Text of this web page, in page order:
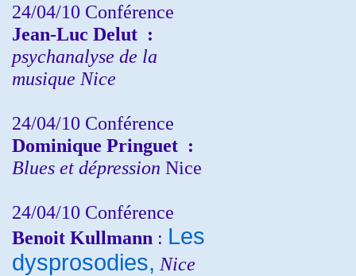
24/04/10 Conférence
Jean-Luc Delut :
psychanalyse de la
musique Nice
24/04/10 Conférence
Dominique Pringuet :
Blues et dépression Nice
24/04/10 Conférence
Benoit Kullmann : Les
dysprosodies, Nice